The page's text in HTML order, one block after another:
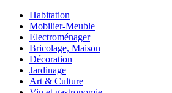
Habitation
Mobilier-Meuble
Electroménager
Bricolage, Maison
Décoration
Jardinage
Art & Culture